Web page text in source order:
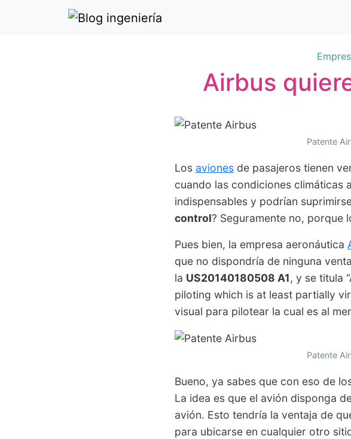
Airbus
Patente
Los aviones de pasajeros tienen
cuando las condiciones climáticas
indispensables y podrían
control? Seguramente no, porque
Pues bien, la empresa aeronáutica
que no dispondría de ninguna
la US20140180508 A1, y se titula
piloting which is at least partially
visual para pilotear la cual es al
Patente
Bueno, ya sabes que con eso de
La idea es que el avión disponga
avión. Esto tendría la ventaja de
para ubicarse en cualquier otro